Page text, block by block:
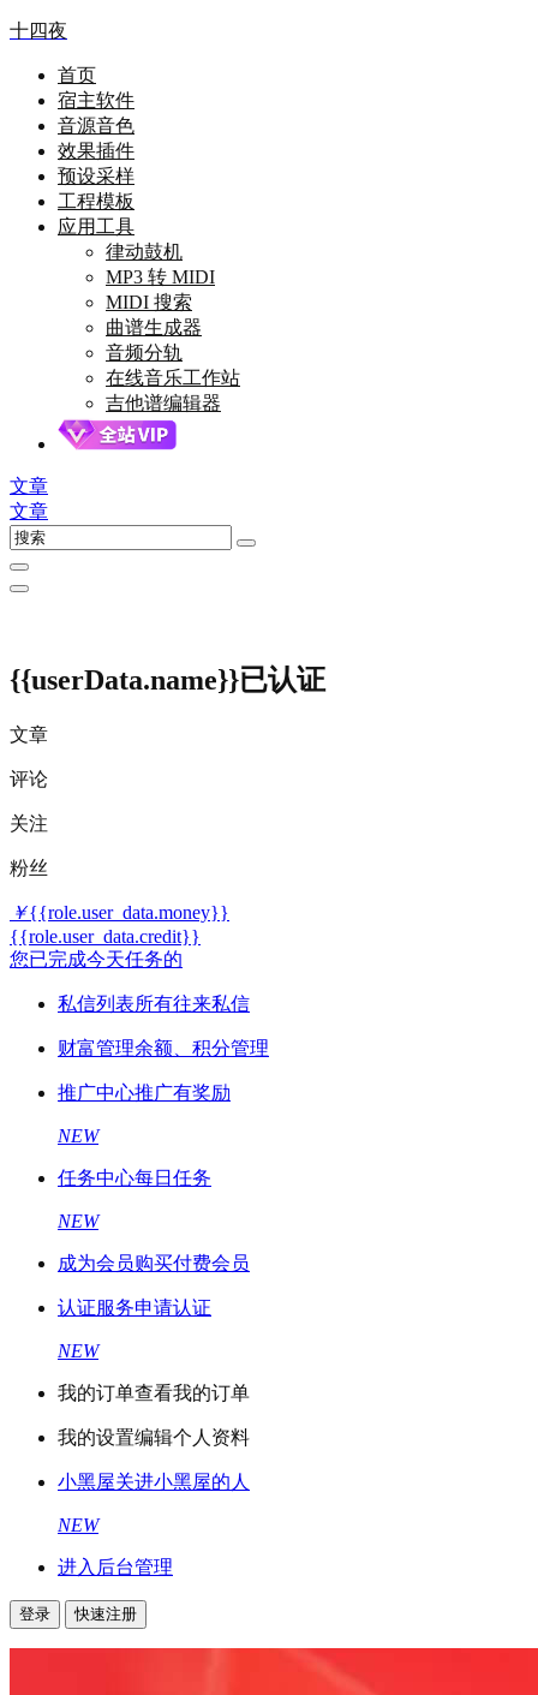
十四夜
首页
宿主软件
音源音色
效果插件
预设采样
工程模板
应用工具
律动鼓机
MP3 转 MIDI
MIDI 搜索
曲谱生成器
音频分轨
在线音乐工作站
吉他谱编辑器
文章
文章
{{userData.name}}已认证
文章
评论
关注
粉丝
￥{{role.user_data.money}}
{{role.user_data.credit}}
您已完成今天任务的
私信列表所有往来私信
财富管理余额、积分管理
推广中心推广有奖励
NEW
任务中心每日任务
NEW
成为会员购买付费会员
认证服务申请认证
NEW
我的订单查看我的订单
我的设置编辑个人资料
小黑屋关进小黑屋的人
NEW
进入后台管理
登录 快速注册